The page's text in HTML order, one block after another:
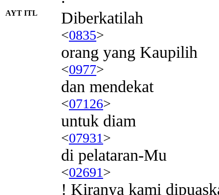
AYT ITL Diberkatilah
<0835>
orang yang Kaupilih
<0977>
dan mendekat
<07126>
untuk diam
<07931>
di pelataran-Mu
<02691>
! Kiranya kami